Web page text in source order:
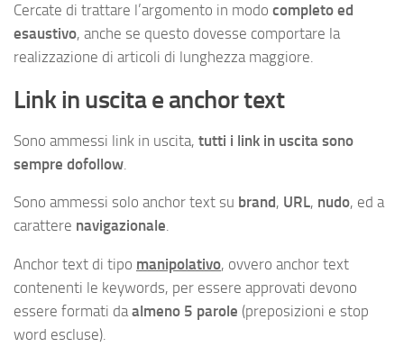
Cercate di trattare l’argomento in modo completo ed
esaustivo, anche se questo dovesse comportare la
realizzazione di articoli di lunghezza maggiore.
Link in uscita e anchor text
Sono ammessi link in uscita, tutti i link in uscita sono
sempre dofollow
Sono ammessi solo anchor text su brand, URL, nudo, ed a
carattere navigazionale.
Anchor text di tipo manipolativo, ovvero anchor text
contenenti le keywords, per essere approvati devono
essere formati daalmeno 5 parole (preposizioni e stop
word escluse).